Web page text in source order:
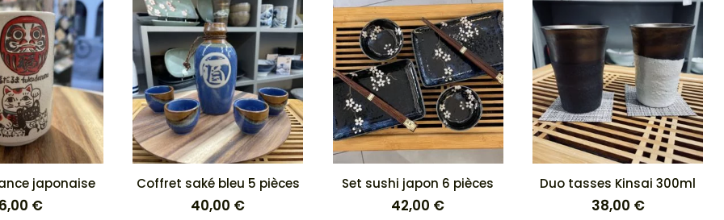
plus
récent
au
plus
ancien
japonaise
€
Coffret saké bleu 5 pièces
40,00 €
Set sushi japon 6 pièces
42,00 €
Duo tasses Kinsai 300ml
38,00 €